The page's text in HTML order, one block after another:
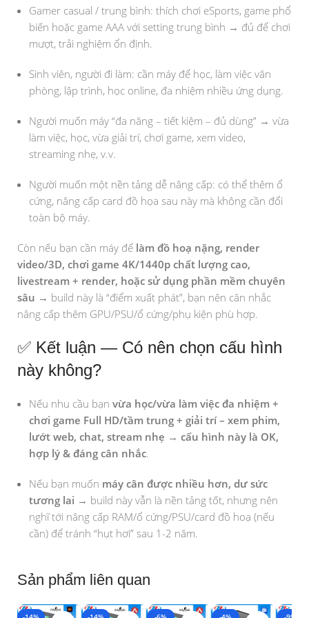
Gamer casual / trung bình: thích chơi eSports, game phổ
biến hoặc game AAA với setting trung bình → đủ để chơi
mượt, trải nghiệm ổn định.
Sinh viên, người đi làm: cần máy để học, làm việc văn
phòng, lập trình, học online, đa nhiệm nhiều ứng dụng.
Người muốn máy “đa năng – tiết kiệm – đủ dùng” → vừa
làm việc, học, vừa giải trí, chơi game, xem video,
streaming nhẹ, v.v.
Người muốn một nền tảng dễ nâng cấp: có thể thêm ổ
cứng, nâng cấp card đồ họa sau này mà không cần đổi
toàn bộ máy.
Còn nếu bạn cần máy để làm đồ hoạ nặng, render
video/3D, chơi game 4K/1440p chất lượng cao,
livestream + render, hoặc sử dụng phần mềm chuyên
sâu → build này là “điểm xuất phát”, bạn nên cân nhắc
nâng cấp thêm GPU/PSU/ổ cứng/phụ kiện phù hợp.
✅ Kết luận — Có nên chọn cấu hình
này không?
Nếu nhu cầu bạn vừa học/vừa làm việc đa nhiệm +
chơi game Full HD/tầm trung + giải trí – xem phim,
lướt web, chat, stream nhẹ → cấu hình này là OK,
hợp lý & đáng cân nhắc.
Nếu bạn muốn máy cân được nhiều hơn, dư sức
tương lai → build này vẫn là nền tảng tốt, nhưng nên
nghĩ tới nâng cấp RAM/ổ cứng/PSU/card đồ hoạ (nếu
cần) để tránh “hụt hơi” sau 1-2 năm.
Sản phẩm liên quan